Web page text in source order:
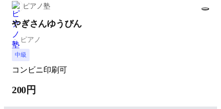
ピアノ塾
やぎさんゆうびん
ピアノ
中級
コンビニ印刷可
200円